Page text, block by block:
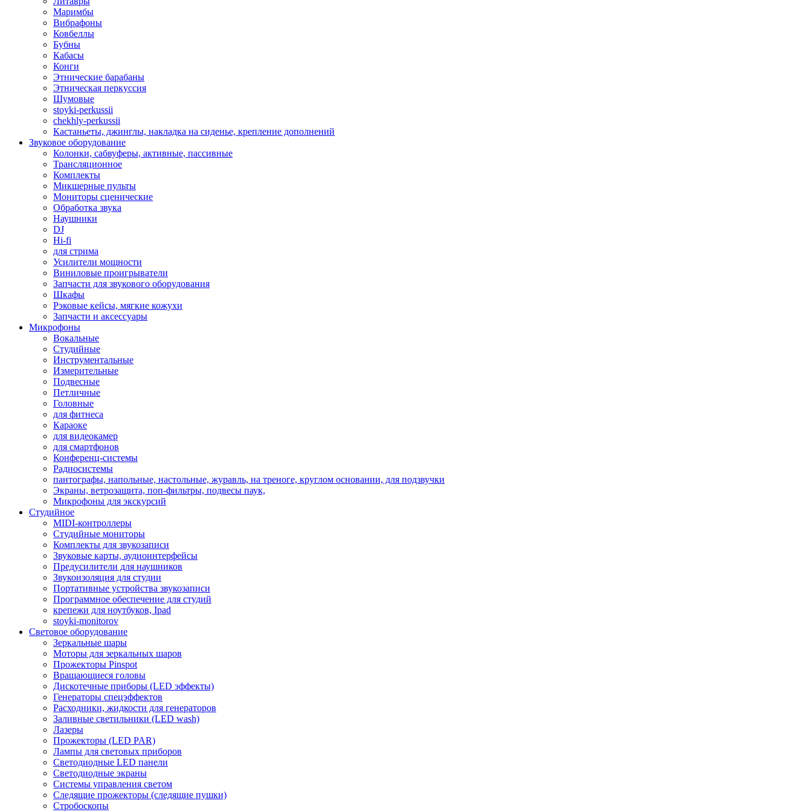
Маримбы
Вибрафоны
Ковбеллы
Бубны
Кабасы
Конги
Этнические барабаны
Этническая перкуссия
Шумовые
stoyki-perkussii
chekhly-perkussii
Кастаньеты, джинглы, накладка на сиденье, крепление дополнений
Звуковое оборудование
Колонки, сабвуферы, активные, пассивные
Трансляционное
Комплекты
Микшерные пульты
Мониторы сценические
Обработка звука
Наушники
DJ
Hi-fi
для стрима
Усилители мощности
Виниловые проигрыватели
Запчасти для звукового оборудования
Шкафы
Рэковые кейсы, мягкие кожухи
Запчасти и аксессуары
Микрофоны
Вокальные
Студийные
Инструментальные
Измерительные
Подвесные
Петличные
Головные
для фитнеса
Караоке
для видеокамер
для смартфонов
Конференц-системы
Радиосистемы
пантографы, напольные, настольные, журавль, на треноге, круглом основании, для подзвучки
Экраны, ветрозащита, поп-фильтры, подвесы паук,
Микрофоны для экскурсий
Студийное
MIDI-контроллеры
Студийные мониторы
Комплекты для звукозаписи
Звуковые карты, аудиоинтерфейсы
Предусилители для наушников
Звукоизоляция для студии
Портативные устройства звукозаписи
Программное обеспечение для студий
крепежи для ноутбуков, Ipad
stoyki-monitorov
Световое оборудование
Зеркальные шары
Моторы для зеркальных шаров
Прожекторы Pinspot
Вращающиеся головы
Дискотечные приборы (LED эффекты)
Генераторы спецэффектов
Расходники, жидкости для генераторов
Заливные светильники (LED wash)
Лазеры
Прожекторы (LED PAR)
Лампы для световых приборов
Светодиодные LED панели
Светодиодные экраны
Системы управления светом
Следящие прожекторы (следящие пушки)
Стробоскопы